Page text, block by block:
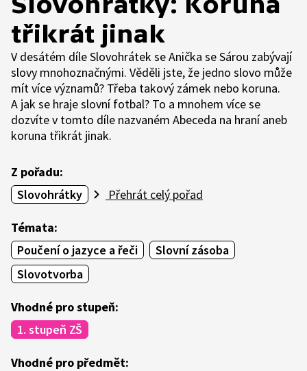
třikrát jinak
V desátém díle Slovohrátek se Anička se Sárou zabývají
slovy mnohoznačnými. Věděli jste, že jedno slovo může
mít více významů? Třeba takový zámek nebo koruna.
A jak se hraje slovní fotbal? To a mnohem více se
dozvíte v tomto díle nazvaném Abeceda na hraní aneb
koruna třikrát jinak.
Z pořadu:
Slovohrátky
Přehrát celý pořad
Témata:
Poučení o jazyce a řeči
Slovní zásoba
Slovotvorba
Vhodné pro stupeň:
1. stupeň ZŠ
Vhodné pro předmět: